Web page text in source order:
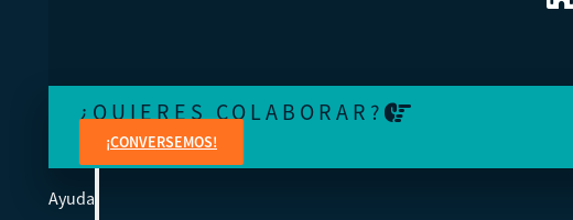
¿QUIERES COLABORAR?
¡CONVERSEMOS!
Ayuda